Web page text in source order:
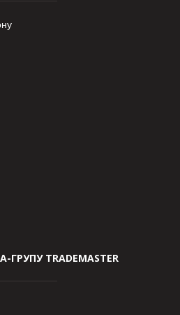
ГРУПУ TRADEMASTER